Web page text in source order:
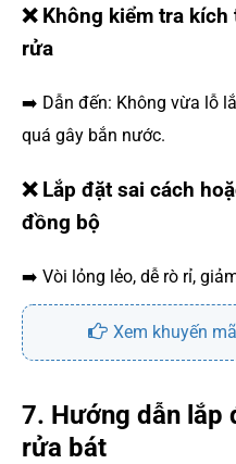
❌ Không kiểm tra
rửa
➡️ Dẫn đến: Không vừa lỗ
quá gây bắn nước.
❌ Lắp đặt sai cách
đồng bộ
➡️ Vòi lỏng lẻo, dễ rò rỉ,
Xem khuyến
7. Hướng dẫn lắp
rửa bát